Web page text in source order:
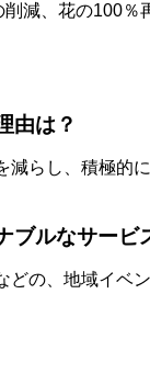
減、花の100
由は？
減らし、積極的
ブルなサービ
どの、地域イベ